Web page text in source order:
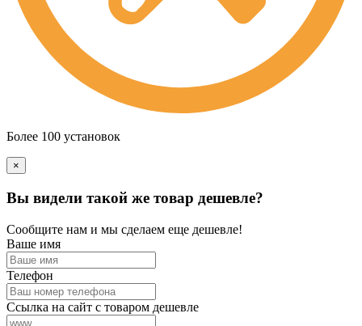
Более 100 установок
×
Вы видели такой же товар дешевле?
Сообщите нам и мы сделаем еще дешевле!
Ваше имя
Телефон
Ссылка на сайт с товаром дешевле